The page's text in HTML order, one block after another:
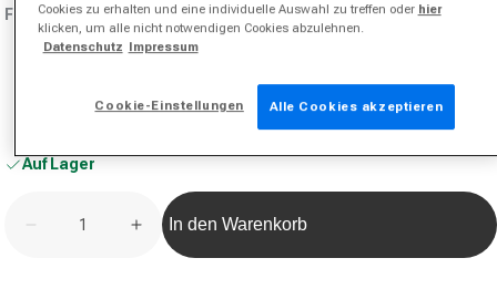
Farbe:rot
Auf Lager
Verringere die Menge für Wrist Strap
Erhöhe die Menge für Wrist Strap
In den Warenkorb
Cookies zu erhalten und eine individuelle Auswahl zu treffen oder hier
klicken, um alle nicht notwendigen Cookies abzulehnen.
Datenschutz Impressum
Cookie-Einstellungen Alle Cookies akzeptieren